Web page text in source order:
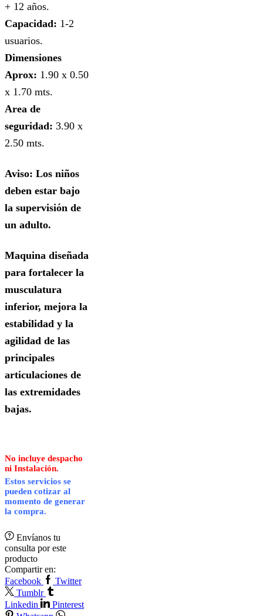
+ 12 años.
Capacidad: 1-2
usuarios.
Dimensiones
Aprox: 1.90 x 0.50
x 1.70 mts.
Area de
seguridad: 3.90 x
2.50 mts.
Aviso: Los niños
deben estar bajo
la supervisión de
un adulto.
Maquina diseñada
para fortalecer la
musculatura
inferior, mejora la
estabilidad y la
agilidad de las
principales
articulaciones de
las extremidades
bajas.
No incluye despacho
ni Instalación.
Estos servicios se
pueden cotizar al
momento de generar
la compra.
Envíanos tu
consulta por este
producto
Compartir en:
Facebook
Twitter
Tumblr
Linkedin
Pinterest